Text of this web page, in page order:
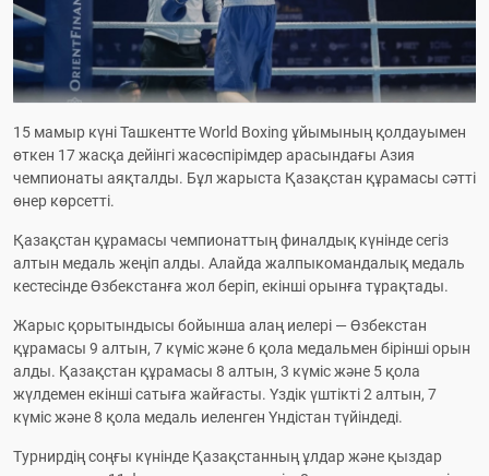
15 мамыр күні Ташкентте World Boxing ұйымының қолдауымен
өткен 17 жасқа дейінгі жасөспірімдер арасындағы Азия
чемпионаты аяқталды. Бұл жарыста Қазақстан құрамасы сәтті
өнер көрсетті.
Қазақстан құрамасы чемпионаттың финалдық күнінде сегіз
алтын медаль жеңіп алды. Алайда жалпыкомандалық медаль
кестесінде Өзбекстанға жол беріп, екінші орынға тұрақтады.
Жарыс қорытындысы бойынша алаң иелері — Өзбекстан
құрамасы 9 алтын, 7 күміс және 6 қола медальмен бірінші орын
алды. Қазақстан құрамасы 8 алтын, 3 күміс және 5 қола
жүлдемен екінші сатыға жайғасты. Үздік үштікті 2 алтын, 7
күміс және 8 қола медаль иеленген Үндістан түйіндеді.
Турнирдің соңғы күнінде Қазақстанның ұлдар және қыздар